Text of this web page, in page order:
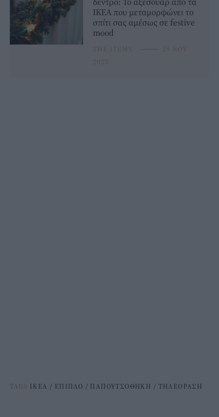
ΙΚΕΑ που μεταμορφώνει το
σπίτι σας αμέσως σε festive
mood
THE ITEMS ⸻ 29 NOV
2025
TAGS ΙΚΕΑ / ΕΠΙΠΛΟ / ΠΑΠΟΥΤΣΟΘΗΚΗ / ΤΗΛΕΟΡΑΣΗ